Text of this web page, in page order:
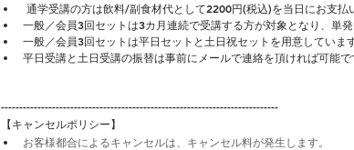
通学受講の方は飲料/副食材代として2200円(税込)を当日にお支払
一般／会員3回セットは3カ月連続で受講する方が対象となり、単
一般／会員3回セットは平日セットと土日祝セットを用意しています
平日受講と土日受講の振替は事前にメールで連絡を頂ければ可能で
----------------------------------------------------------------------------
【キャンセルポリシー】
お客様都合によるキャンセルは、キャンセル料が発生します。